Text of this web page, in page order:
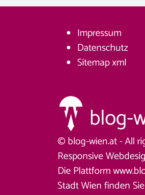
Impressum
Datenschutz
Sitemapxml
© blog-wien.at - All
Responsive
Die Plattform
Stadt Wien finden